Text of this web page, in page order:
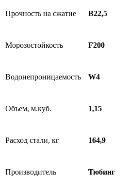
Прочность на сжатие В22,5
Морозостойкость F200
Водонепроницаемость W4
Объем, м.куб. 1,15
Расход стали, кг 164,9
Производитель Тюбинг